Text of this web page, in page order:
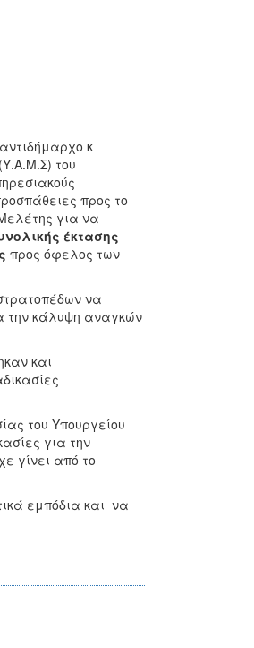
κ
του
προς το
για να
έκτασης
προς όφελος των
να
την κάλυψη αναγκών
και
του Υπουργείου
για την
γίνει από το
εμπόδια και να